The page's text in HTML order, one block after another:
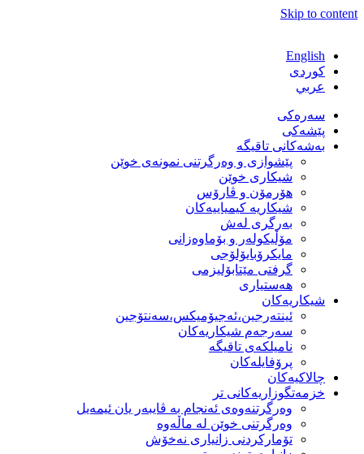
Skip to content
English
كوردی
عربي
سەرەکی
پێشەکی
بەشەكانی تاقیگە
پێشوازی و وەرگرتنی نمونەی خوێن
شیكاری خوێن
هۆرمۆن و ڤارۆس
شیكاریە كیمیاییەكان
بەرگری لەش
مۆڵیكولەر و بۆماوەزانی
مایكرۆبایۆلۆجی
گرفتی مێتابۆلیزمی
هەستیاری
شیكاریەكان
ئینتەرجین،ئەجیۆمیکس،سەنتۆجین
سەرجەم شیكاریەكان
نامیلكەی تاقیگە
پرۆفایلەكان
چالاکیەکان
خزمەتگوزاریەكانی تر
وه‌رگرتنه‌وه‌ی ئه‌نجام به‌ ڤایبه‌ر یان ئیمه‌یل
وەرگرتنی خوێن لە ماڵەوە
تۆماركردنی زانیاری نەخۆش